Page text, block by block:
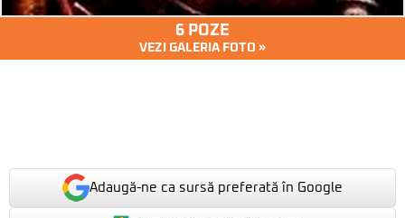
6 POZE
VEZI GALERIA FOTO »
Adaugă-ne ca sursă preferată în Google